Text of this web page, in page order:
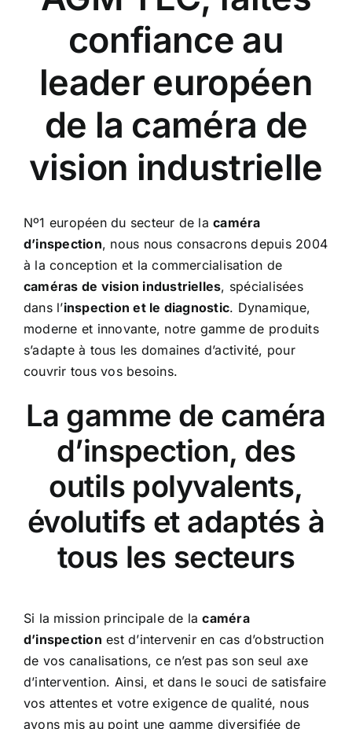
confiance au
leader européen
de la caméra de
vision industrielle
Nº1 européen du secteur de lacaméra
d’inspection, nous nous consacrons depuis 2004
à la conception et la commercialisation de
caméras de vision industrielles, spécialisées
dans l’inspection et le diagnostic. Dynamique,
moderne et innovante, notre gamme de produits
s’adapte à tous les domaines d’activité, pour
couvrir tous vos besoins.
La gamme de caméra
d’inspection, des
outils polyvalents,
évolutifs et adaptés à
tous les secteurs
Si la mission principale de lacaméra
d’inspection est d’intervenir en cas d’obstruction
de vos canalisations, ce n’est pas son seul axe
d’intervention. Ainsi, et dans le souci de satisfaire
vos attentes et votre exigence de qualité, nous
avons mis au point une gamme diversifiée de